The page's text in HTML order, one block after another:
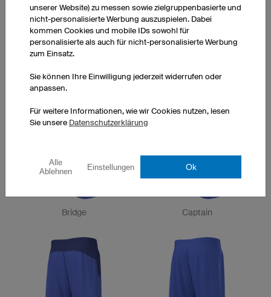
Bridge Captain
unserer Website) zu messen sowie zielgruppenbasierte und
nicht-personalisierte Werbung auszuspielen. Dabei
kommen Cookies und mobile IDs sowohl für
personalisierte als auch für nicht-personalisierte Werbung
zum Einsatz.
Sie können Ihre Einwilligung jederzeit widerrufen oder
anpassen.
Für weitere Informationen, wie wir Cookies nutzen, lesen
Sie unsere Datenschutzerklärung
Alle
Ablehnen
Einstellungen Ok